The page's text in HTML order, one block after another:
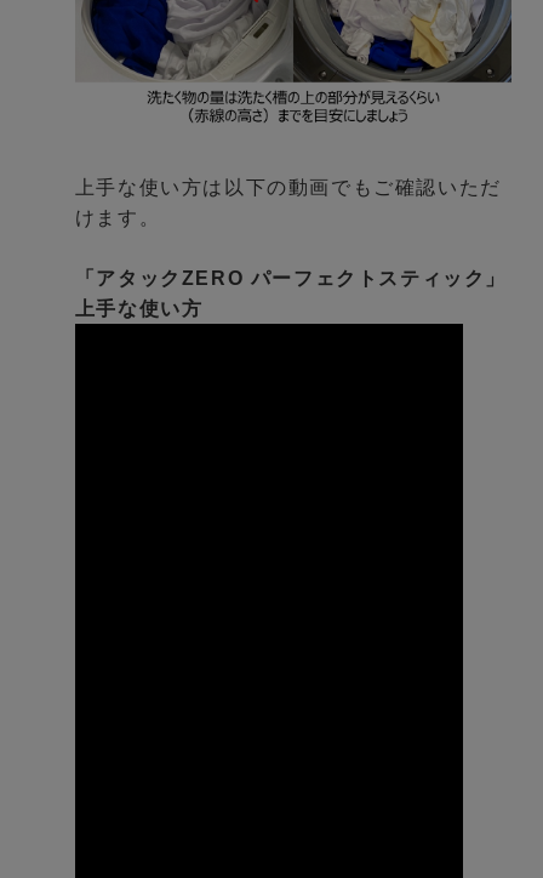
上手な使い方は以下の動画でもご確認いただ
けます。
「アタックZERO パーフェクトスティック」
上手な使い方